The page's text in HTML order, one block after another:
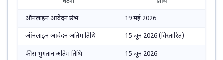
घटना तिथि
ऑनलाइन आवेदन प्रारंभ 19 मई 2026
ऑनलाइन आवेदन अंतिम तिथि 15 जून 2026 (विस्तारित)
फीस भुगतान अंतिम तिथि 15 जून 2026